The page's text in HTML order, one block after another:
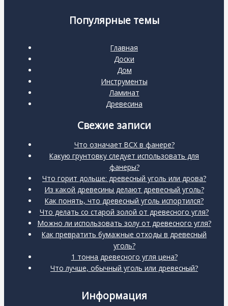
Популярные темы
Главная
Доски
Дом
Инструменты
Ламинат
Древесина
Свежие записи
Что означает BCX в фанере?
Какую грунтовку следует использовать для
фанеры?
Что горит дольше: древесный уголь или дрова?
Из какой древесины делают древесный уголь?
Как понять, что древесный уголь испортился?
Что делать со старой золой от древесного угля?
Можно ли использовать золу от древесного угля?
Как превратить бумажные отходы в древесный
уголь?
1 тонна древесного угля цена?
Что лучше, обычный уголь или древесный?
Информация